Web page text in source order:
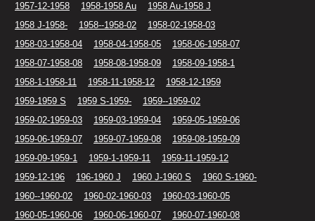
1957-12-1958
1958-1958 Au
1958 Au-1958 J
1958 J-1958-
1958--1958-02
1958-02-1958-03
1958-03-1958-04
1958-04-1958-05
1958-06-1958-07
1958-07-1958-08
1958-08-1958-09
1958-09-1958-1
1958-1-1958-11
1958-11-1958-12
1958-12-1959
1959-1959 S
1959 S-1959-
1959--1959-02
1959-02-1959-03
1959-03-1959-04
1959-05-1959-06
1959-06-1959-07
1959-07-1959-08
1959-08-1959-09
1959-09-1959-1
1959-1-1959-11
1959-11-1959-12
1959-12-196
196-1960 J 1960 J-1960 S
1960 S-1960-
1960--1960-02
1960-02-1960-03
1960-03-1960-05
1960-05-1960-06
1960-06-1960-07
1960-07-1960-08